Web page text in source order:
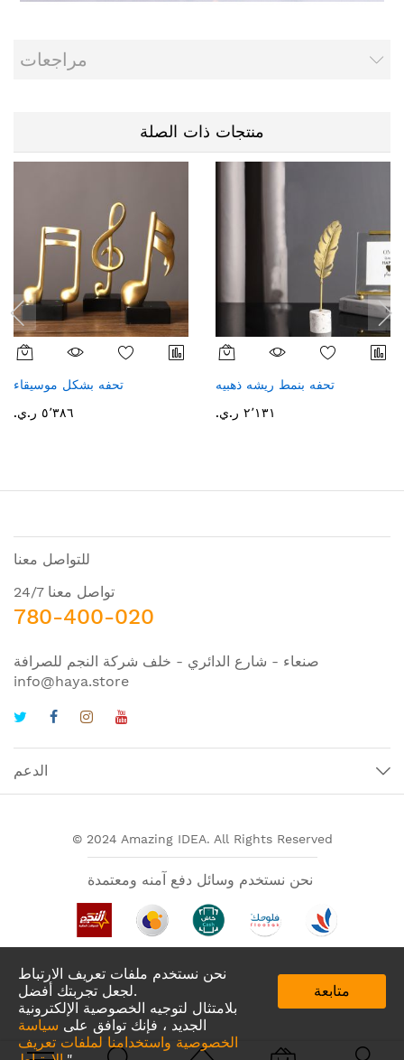
نحن نستخدم ملفات تعريف الارتباط
لجعل تجربتك أفضل.
بلامتثال لتوجيه الخصوصية الإلكترونية
الجديد ، فإنك توافق على سياسة
الخصوصية واستخدامنا لملفات تعريف
متابعة
مراجعات
منتجات ذات الصلة
تحفه بشكل موسيقاء
٥٬٣٨٦ ر.ي.‏
تحفه بنمط ريشه ذهبيه
٢٬١٣١ ر.ي.‏
للتواصل معنا
تواصل معنا 24/7
780-400-020
صنعاء - شارع الدائري - خلف شركة النجم للصرافة
info@haya.store
الدعم
© 2024 Amazing IDEA. All Rights Reserved
تطبيقات لدينا في